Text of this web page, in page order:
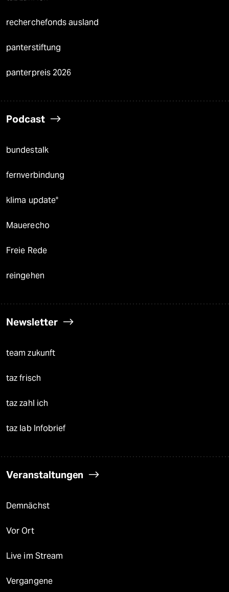
recherchefonds ausland
panterstiftung
panterpreis 2026
Podcast
bundestalk
fernverbindung
klima update°
Mauerecho
Freie Rede
reingehen
Newsletter
team zukunft
taz frisch
taz zahl ich
taz lab Infobrief
Veranstaltungen
Demnächst
Vor Ort
Live im Stream
Vergangene